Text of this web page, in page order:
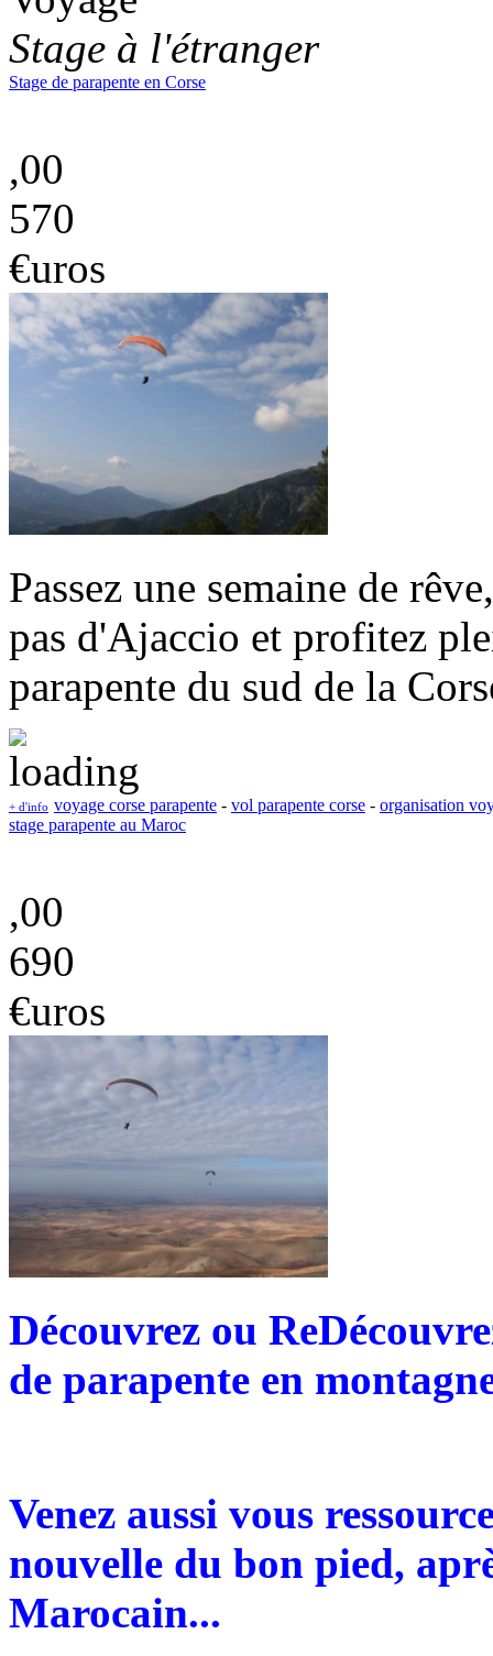
Stage à l'étranger
Stage de parapente en Corse
,00
570
€uros
Passez une semaine de
pas d'Ajaccio et profitez
parapente du sud de la
+ d'info voyage corse parapente - vol parapente corse - organisation
stage parapente au Maroc
,00
690
€uros
Découvrez ou
de parapente en
Venez aussi vous
nouvelle du bon pied,
Marocain...